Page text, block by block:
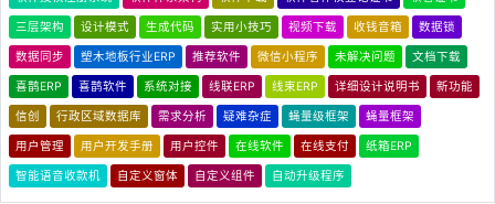
三层架构 设计模式 生成代码 实用小技巧 视频下载 收钱音箱 数据锁
数据同步 塑木地板行业ERP 推荐软件 微信小程序 未解决问题 文档下载
喜鹊ERP 喜鹊软件 系统对接 线联ERP 线束ERP 详细设计说明书 新功能
信创 行政区域数据库 需求分析 疑难杂症 蝇量级框架 蝇量框架
用户管理 用户开发手册 用户控件 在线软件 在线支付 纸箱ERP
智能语音收款机 自定义窗体 自定义组件 自动升级程序